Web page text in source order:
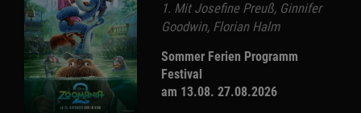
1. Mit Josefine Preuß, Ginnifer
Goodwin, Florian Halm
Sommer Ferien Programm
Festival
am 13.08. 27.08.2026